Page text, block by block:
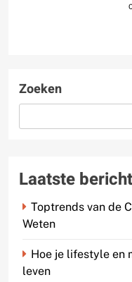
Zoeken
Laatste
Toptrends van de
Weten
Hoe je lifestyle en
leven